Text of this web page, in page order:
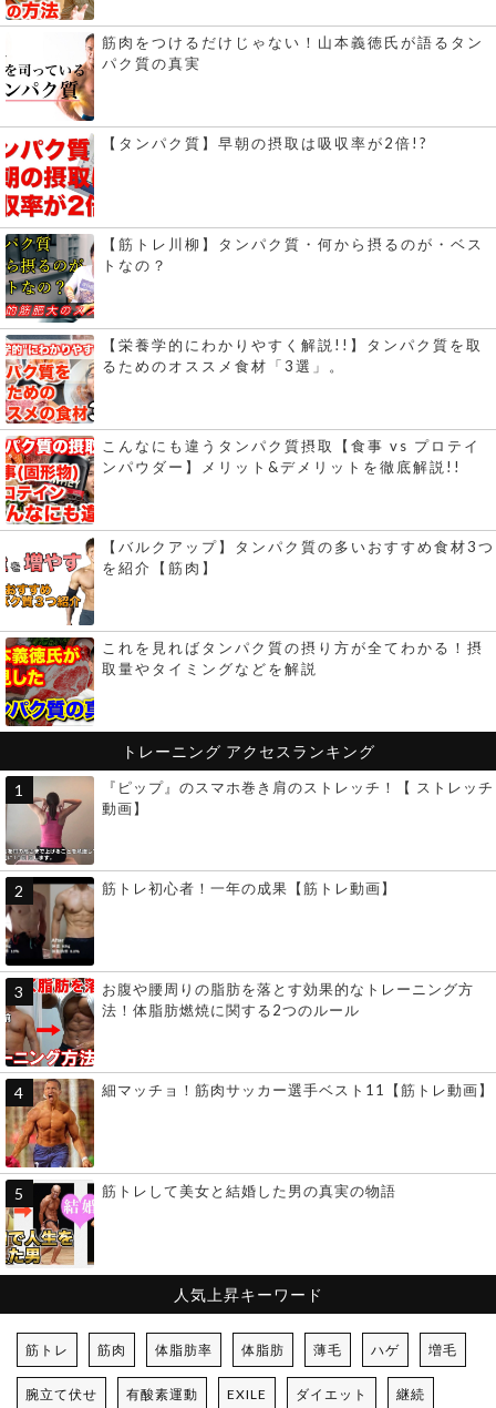
筋肉をつけるだけじゃない！山本義徳氏が語るタン
パク質の真実
【タンパク質】早朝の摂取は吸収率が2倍!?
【筋トレ川柳】タンパク質・何から摂るのが・ベス
トなの？
【栄養学的にわかりやすく解説!!】タンパク質を取
るためのオススメ食材「3選」。
こんなにも違うタンパク質摂取【食事 vs プロテイ
ンパウダー】メリット&デメリットを徹底解説!!
【バルクアップ】タンパク質の多いおすすめ食材3つ
を紹介【筋肉】
これを見ればタンパク質の摂り方が全てわかる！摂
取量やタイミングなどを解説
トレーニング アクセスランキング
『ピップ』のスマホ巻き肩のストレッチ！【 ストレッチ
動画】
筋トレ初心者！一年の成果【筋トレ動画】
お腹や腰周りの脂肪を落とす効果的なトレーニング方
法！体脂肪燃焼に関する2つのルール
細マッチョ！筋肉サッカー選手ベスト11【筋トレ動画】
筋トレして美女と結婚した男の真実の物語
人気上昇キーワード
筋トレ 筋肉 体脂肪率 体脂肪 薄毛 ハゲ 増毛
腕立て伏せ 有酸素運動 EXILE ダイエット 継続